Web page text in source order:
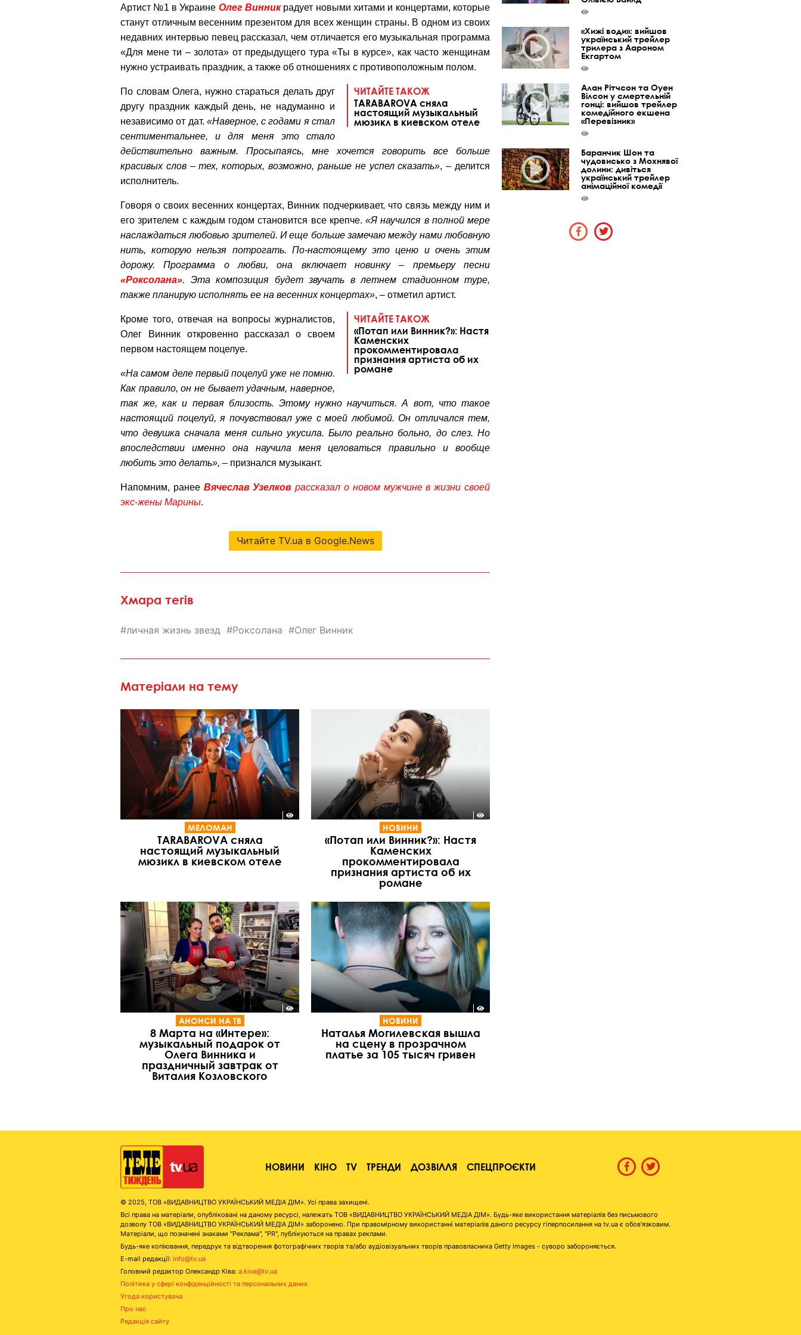
Артист №1 в Украине Олег Винник радует новыми хитами и концертами, которые
станут отличным весенним презентом для всех женщин страны. В одном из своих
недавних интервью певец рассказал, чем отличается его музыкальная программа
«Для мене ти – золота» от предыдущего тура «Ты в курсе», как часто женщинам
нужно устраивать праздник, а также об отношениях с противоположным полом.
ЧИТАЙТЕ ТАКОЖ
TARABAROVA сняла
настоящий музыкальный
мюзикл в киевском отеле
По словам Олега, нужно стараться делать друг
другу праздник каждый день, не надуманно и
независимо от дат. «Наверное, с годами я стал
сентиментальнее, и для меня это стало
действительно важным. Просыпаясь, мне хочется говорить все больше
красивых слов – тех, которых, возможно, раньше не успел сказать», – делится
исполнитель.
Говоря о своих весенних концертах, Винник подчеркивает, что связь между ним и
его зрителем с каждым годом становится все крепче. «Я научился в полной мере
наслаждаться любовью зрителей. И еще больше замечаю между нами любовную
нить, которую нельзя потрогать. По-настоящему это ценю и очень этим
дорожу. Программа о любви, она включает новинку – премьеру песни
«Роксолана». Эта композиция будет звучать в летнем стадионном туре,
также планирую исполнять ее на весенних концертах», – отметил артист.
ЧИТАЙТЕ ТАКОЖ
«Потап или Винник?»: Настя
Каменских
прокомментировала
признания артиста об их
романе
Кроме того, отвечая на вопросы журналистов,
Олег Винник откровенно рассказал о своем
первом настоящем поцелуе.
«На самом деле первый поцелуй уже не помню.
Как правило, он не бывает удачным, наверное,
так же, как и первая близость. Этому нужно научиться. А вот, что такое
настоящий поцелуй, я почувствовал уже с моей любимой. Он отличался тем,
что девушка сначала меня сильно укусила. Было реально больно, до слез. Но
впоследствии именно она научила меня целоваться правильно и вообще
любить это делать», – признался музыкант.
Напомним, ранее Вячеслав Узелков рассказал о новом мужчине в жизни своей
экс-жены Марины.
Читайте TV.ua в Google.News
Хмара тегів
личная жизнь звезд Роксолана Олег Винник
Матеріали на тему
МЕЛОМАН
TARABAROVA сняла
настоящий музыкальный
мюзикл в киевском отеле
НОВИНИ
«Потап или Винник?»: Настя
Каменских
прокомментировала
признания артиста об их
романе
АНОНСИ НА ТВ
8 Марта на «Интере»:
музыкальный подарок от
Олега Винника и
праздничный завтрак от
Виталия Козловского
НОВИНИ
Наталья Могилевская вышла
на сцену в прозрачном
платье за 105 тысяч гривен
«Хижі води»: вийшов
український трейлер
трилера з Аароном
Екгартом
Алан Рітчсон та Оуен
Вілсон у смертельній
гонці: вийшов трейлер
комедійного екшена
«Перевізник»
Баранчик Шон та
чудовисько з Мохнявої
долини: дивіться
український трейлер
анімаційної комедії
НОВИНИ КІНО TV ТРЕНДИ ДОЗВІЛЛЯ СПЕЦПРОЄКТИ
© 2025, ТОВ «ВИДАВНИЦТВО УКРАЇНСЬКИЙ МЕДІА ДІМ». Усі права захищені.
Всі права на матеріали, опубліковані на даному ресурсі, належать ТОВ «ВИДАВНИЦТВО УКРАЇНСЬКИЙ МЕДІА ДІМ». Будь-яке використання матеріалів без письмового
дозволу ТОВ «ВИДАВНИЦТВО УКРАЇНСЬКИЙ МЕДІА ДІМ» заборонено. При правомірному використанні матеріалів даного ресурсу гіперпосилання на tv.ua є обов'язковим.
Матеріали, що позначені знаками "Реклама", "PR", публікуються на правах реклами.
Будь-яке копіювання, передрук та відтворення фотографічних творів та/або аудіовізуальних творів правовласника Getty Images - суворо забороняється.
E-mail редакції: info@tv.ua
Головний редактор Олександр Ківа: a.kiva@tv.ua
Політика у сфері конфіденційності та персональних даних
Угода користувача
Про нас
Редакція сайту